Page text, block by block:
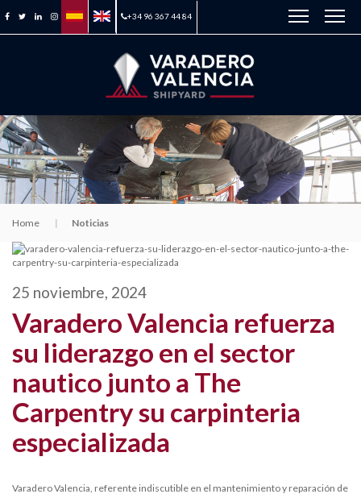
+34 96 367 44 84
Home Noticias
25 noviembre, 2024
Varadero Valencia refuerza
su liderazgo en el sector
nautico junto a The
Carpentry su carpinteria
especializada
Varadero Valencia, referente indiscutible en el mantenimiento y reparación de